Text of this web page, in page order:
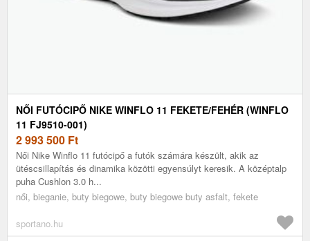
NŐI FUTÓCIPŐ NIKE WINFLO 11 FEKETE/FEHÉR (WINFLO
11 FJ9510-001)
2 993 500 Ft
Női Nike Winflo 11 futócipő a futók számára készült, akik az
ütéscsillapítás és dinamika közötti egyensúlyt keresik. A középtalp
puha Cushlon 3.0 h...
női, bieganie, buty biegowe, buty biegowe buty asfalt, fekete
sportano.hu